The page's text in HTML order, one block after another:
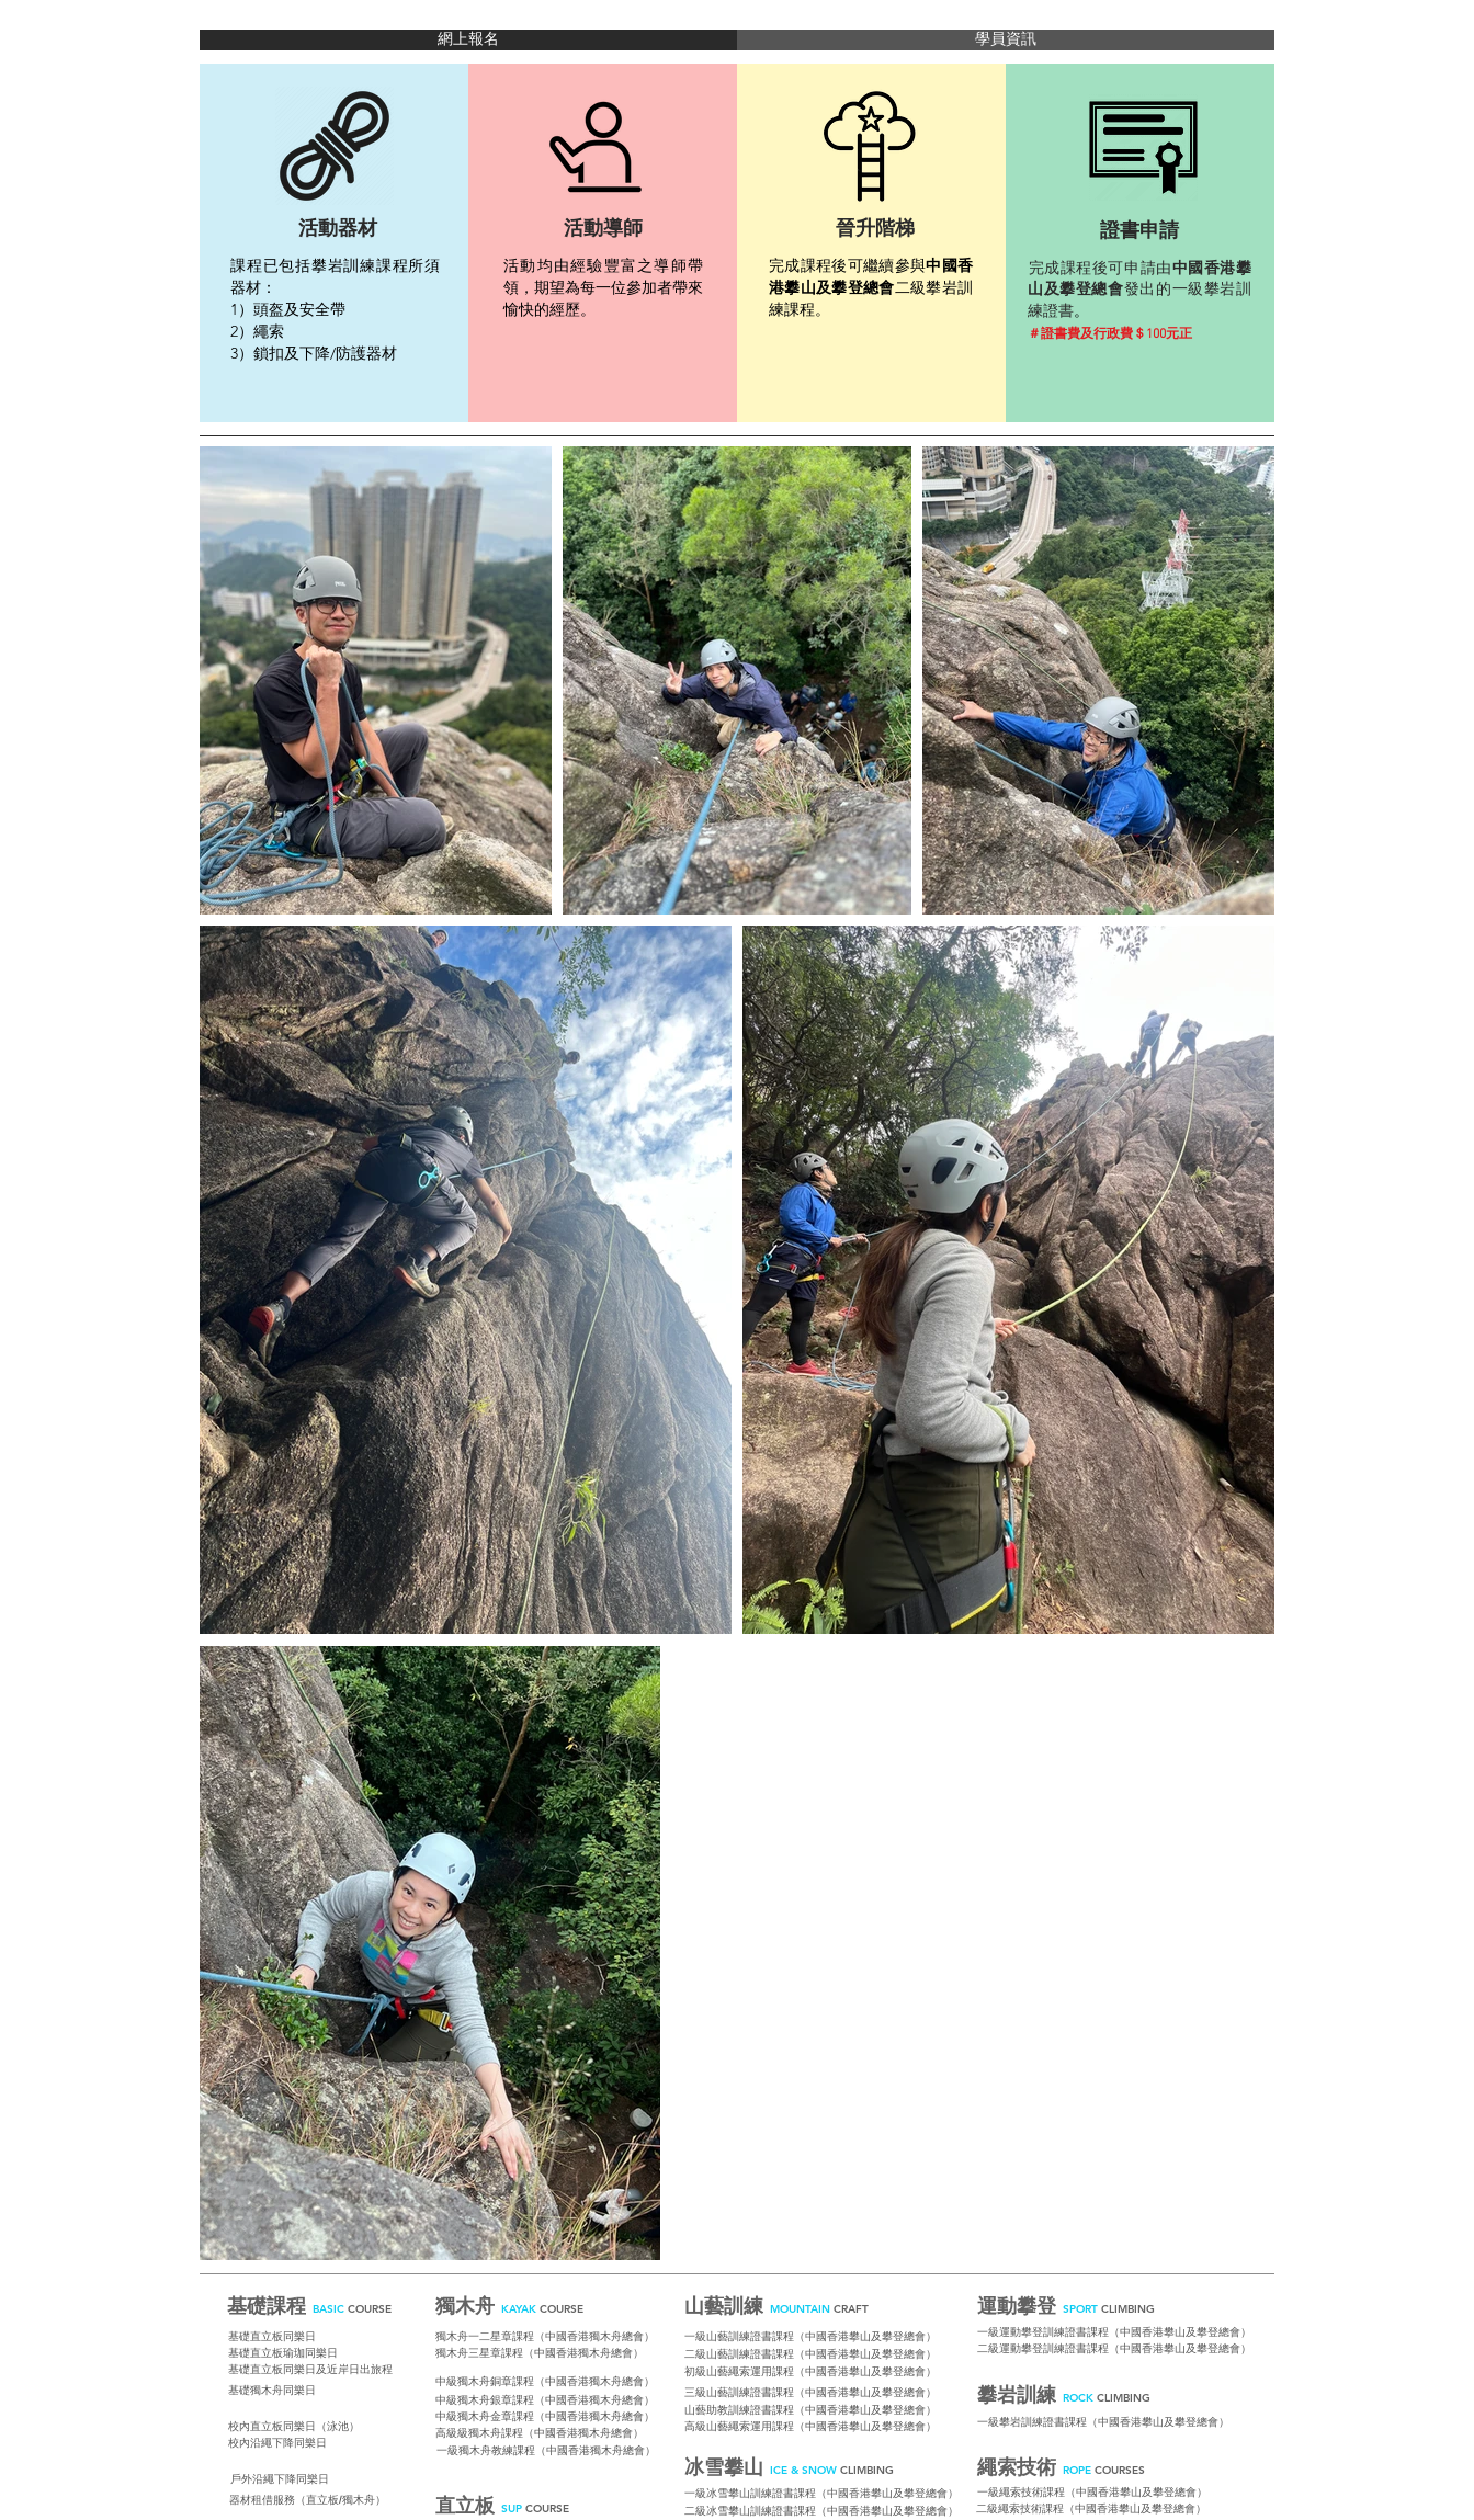
網上報名 學員資訊
活動器材
課程已包括攀岩訓練課程所須
器材：
1）頭盔及安全帶
2）繩索
3）鎖扣及下降/防護器材
活動導師
活動均由經驗豐富之導師帶
領，期望為每一位參加者帶來
愉快的經歷。
晉升階梯
完成課程後可繼續參與中國香
港攀山及攀登總會二級攀岩訓
練課程。
證書申請
完成課程後可申請由中國香港攀
山及攀登總會發出的一級攀岩訓
練證書。
＃證書費及行政費＄100元正
基礎課程 BASIC COURSE
基礎直立板同樂日
基礎直立板瑜珈同樂日
基礎直立板同樂日及近岸日出旅程
基礎獨木舟同樂日
校內直立板同樂日（泳池）
校內沿繩下降同樂日
獨木舟 KAYAK COURSE
獨木舟一二星章課程（中國香港獨木舟總會）
獨木舟三星章課程（中國香港獨木舟總會）
中級獨木舟銅章課程（中國香港獨木舟總會）
中級獨木舟銀章課程（中國香港獨木舟總會）
中級獨木舟金章課程（中國香港獨木舟總會）
高級級獨木舟課程（中國香港獨木舟總會）
一級獨木舟教練課程（中國香港獨木舟總會）
戶外沿繩下降同樂日
器材租借服務（直立板/獨木舟）
直立板 SUP COURSE
山藝訓練 MOUNTAIN CRAFT
一級山藝訓練證書課程（中國香港攀山及攀登總會）
二級山藝訓練證書課程（中國香港攀山及攀登總會）
初級山藝繩索運用課程（中國香港攀山及攀登總會）
三級山藝訓練證書課程（中國香港攀山及攀登總會）
山藝助教訓練證書課程（中國香港攀山及攀登總會）
高級山藝繩索運用課程（中國香港攀山及攀登總會）
冰雪攀山 ICE & SNOW CLIMBING
一級冰雪攀山訓練證書課程（中國香港攀山及攀登總會）
二級冰雪攀山訓練證書課程（中國香港攀山及攀登總會）
運動攀登 SPORT CLIMBING
一級運動攀登訓練證書課程（中國香港攀山及攀登總會）
二級運動攀登訓練證書課程（中國香港攀山及攀登總會）
攀岩訓練 ROCK CLIMBING
一級攀岩訓練證書課程（中國香港攀山及攀登總會）
繩索技術 ROPE COURSES
一級繩索技術課程（中國香港攀山及攀登總會）​
二級繩索技術課程（中國香港攀山及攀登總會）​